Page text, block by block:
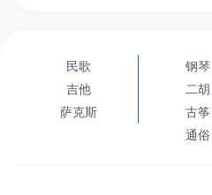
民歌 钢琴
吉他
二胡
萨克斯
古筝
通俗